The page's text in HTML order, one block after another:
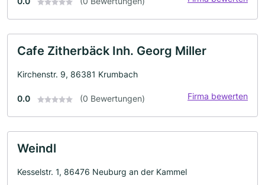
Cafe Zitherbäck Inh. Georg Miller
Kirchenstr. 9, 86381 Krumbach
0.0 (0 Bewertungen) Firma bewerten
Weindl
Kesselstr. 1, 86476 Neuburg an der Kammel